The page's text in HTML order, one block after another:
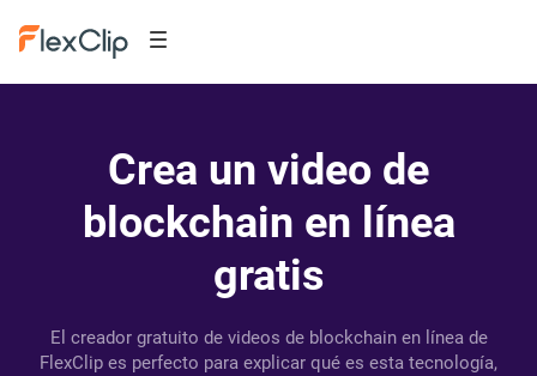
Crea un video de
blockchain en línea
gratis
El creador gratuito de videos de blockchain en línea de
FlexClip es perfecto para explicar qué es esta tecnología,